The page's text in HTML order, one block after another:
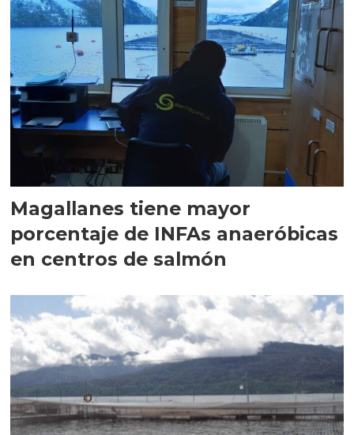
Magallanes tiene mayor
porcentaje de INFAs anaeróbicas
en centros de salmón